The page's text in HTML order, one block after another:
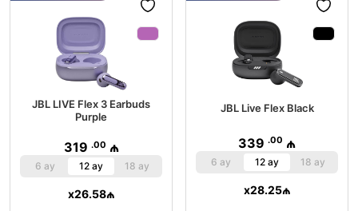
JBL LIVE Flex 3 Earbuds
Purple
319 .00 ₼
6 ay 12 ay 18 ay
x26.58₼
JBL Live Flex Black
339 .00 ₼
6 ay 12 ay 18 ay
x28.25₼